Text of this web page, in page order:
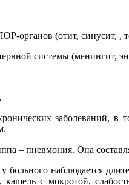
органов (отит, синусит, ,
системы (менингит,
заболеваний, в
– пневмония. Она
наблюдается
кашель с мокротой,